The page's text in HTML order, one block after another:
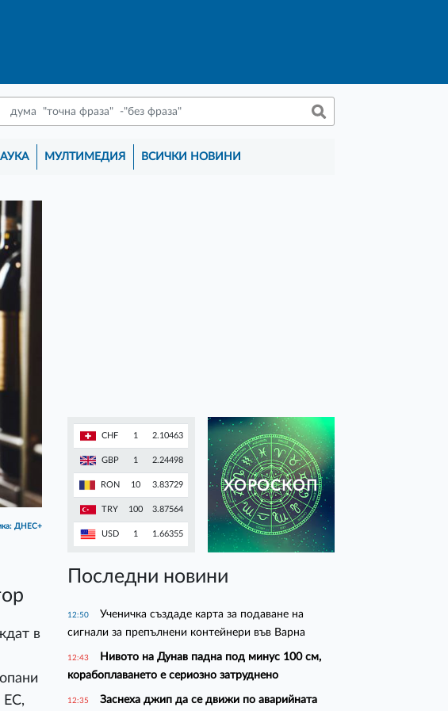
МУЛТИМЕДИЯ ВСИЧКИ НОВИНИ
ДНЕС+
в
CHF 1 2.10463
GBP 1 2.24498
RON 10 3.83729
TRY 100 3.87564
USD 1 1.66355
ХОРОСКОП
Последни новини
12:50
Ученичка създаде карта за подаване на
сигнали за препълнени контейнери във Варна
12:43
Нивото на Дунав падна под минус 100 см,
корабоплаването е сериозно затруднено
12:35
Заснеха джип да се движи по аварийната